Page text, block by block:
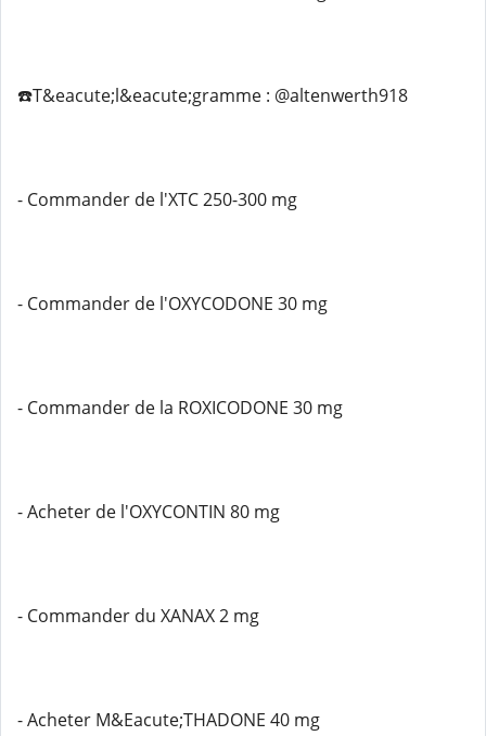
☎️T&eacute;l&eacute;gramme : @altenwerth918
- Commander de l'XTC 250-300 mg
- Commander de l'OXYCODONE 30 mg
- Commander de la ROXICODONE 30 mg
- Acheter de l'OXYCONTIN 80 mg
- Commander du XANAX 2 mg
- Acheter M&Eacute;THADONE 40 mg